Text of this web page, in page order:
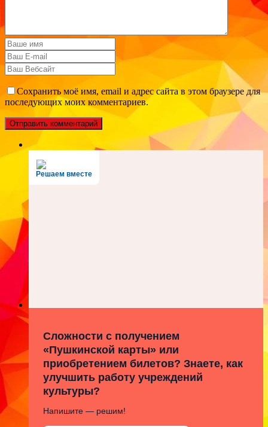
Сохранить моё имя, email и адрес сайта в этом браузере для
последующих моих комментариев.
Решаем вместе
Сложности с получением
«Пушкинской карты» или
приобретением билетов? Знаете, как
улучшить работу учреждений
культуры?
Напишите — решим!